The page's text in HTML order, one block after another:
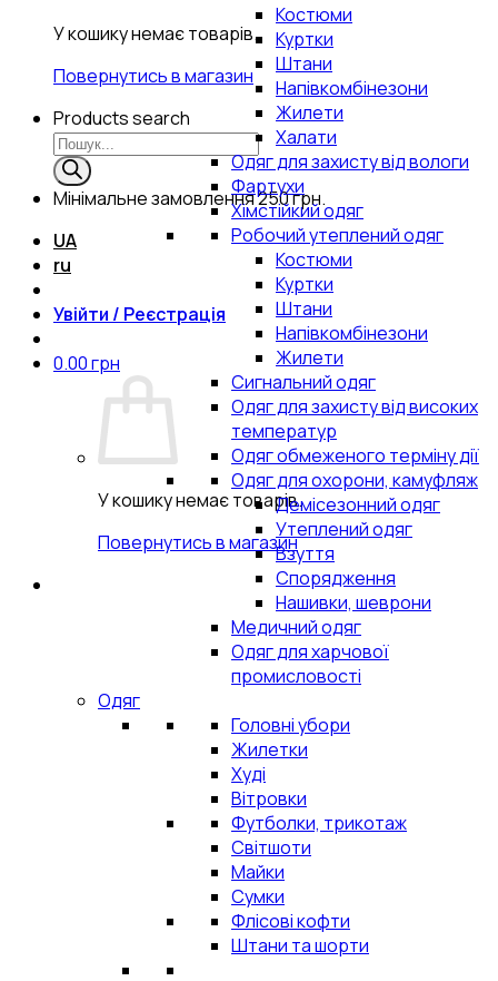
У кошику немає товарів.
Повернутись в магазин
Products search
Мінімальне замовлення250 грн.
UA
ru
Увійти / Реєстрація
0.00грн
У кошику немає товарів.
Повернутись в магазин
Костюми
Куртки
Штани
Напівкомбінезони
Жилети
Халати
Одяг для захисту від вологи
Фартухи
Хімстійкий одяг
Робочий утеплений одяг
Костюми
Куртки
Штани
Напівкомбінезони
Жилети
Сигнальний одяг
Одяг для захисту від високих
температур
Одяг обмеженого терміну дії
Одяг для охорони, камуфляж
Демісезонний одяг
Утеплений одяг
Взуття
Спорядження
Нашивки, шеврони
Медичний одяг
Одяг для харчової
промисловості
Одяг
Головні убори
Жилетки
Худі
Вітровки
Футболки, трикотаж
Світшоти
Майки
Сумки
Флісові кофти
Штани та шорти